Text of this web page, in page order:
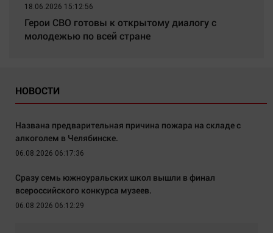
18.06.2026 15:12:56
Герои СВО готовы к открытому диалогу с
молодежью по всей стране
НОВОСТИ
Названа предварительная причина пожара на складе с
алкоголем в Челябинске.
06.08.2026 06:17:36
Сразу семь южноуральских школ вышли в финал
всероссийского конкурса музеев.
06.08.2026 06:12:29